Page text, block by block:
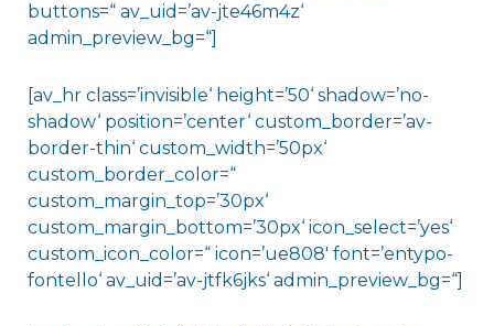
buttons=“ av_uid=’av-jte46m4z‘
admin_preview_bg=“]
[av_hr class=’invisible‘ height=’50‘ shadow=’no-
shadow‘ position=’center‘ custom_border=’av-
border-thin‘ custom_width=’50px‘
custom_border_color=“
custom_margin_top=’30px‘
custom_margin_bottom=’30px‘ icon_select=’yes‘
custom_icon_color=“ icon=’ue808′ font=’entypo-
fontello‘ av_uid=’av-jtfk6jks‘ admin_preview_bg=“]